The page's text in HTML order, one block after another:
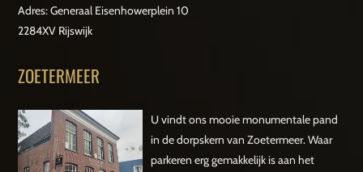
Adres: Generaal Eisenhowerplein 10
2284XV Rijswijk
ZOETERMEER
U vindt ons mooie monumentale pand
in de dorpskern van Zoetermeer. Waar
parkeren erg gemakkelijk is aan het